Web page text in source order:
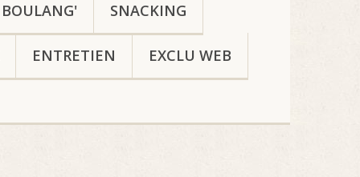
BOULANG' SNACKING
ENTRETIEN EXCLU WEB